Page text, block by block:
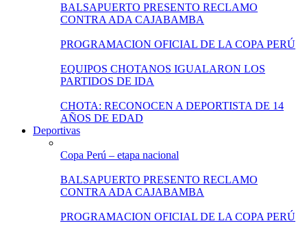
BALSAPUERTO PRESENTO RECLAMO
CONTRA ADA CAJABAMBA
PROGRAMACION OFICIAL DE LA COPA PERÚ
EQUIPOS CHOTANOS IGUALARON LOS
PARTIDOS DE IDA
CHOTA: RECONOCEN A DEPORTISTA DE 14
AÑOS DE EDAD
Deportivas
Copa Perú – etapa nacional
BALSAPUERTO PRESENTO RECLAMO
CONTRA ADA CAJABAMBA
PROGRAMACION OFICIAL DE LA COPA PERÚ